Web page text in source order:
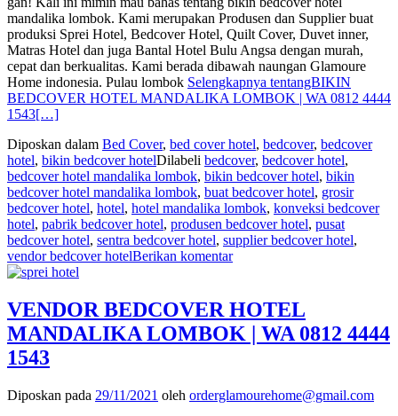
mandalika lombok. Kami merupakan Produsen dan Supplier buat
produksi Sprei Hotel, Bedcover Hotel, Quilt Cover, Duvet inner,
Matras Hotel dan juga Bantal Hotel Bulu Angsa dengan murah,
cepat dan berkualitas. Kami berada dibawah naungan Glamoure
Home indonesia. Pulau lombok Selengkapnya tentangBIKIN
BEDCOVER HOTEL MANDALIKA LOMBOK | WA 0812 4444
1543[…]
Diposkan dalam Bed Cover, bed cover hotel, bedcover, bedcover
hotel, bikin bedcover hotelDilabeli bedcover, bedcover hotel,
bedcover hotel mandalika lombok, bikin bedcover hotel, bikin
bedcover hotel mandalika lombok, buat bedcover hotel, grosir
bedcover hotel, hotel, hotel mandalika lombok, konveksi bedcover
hotel, pabrik bedcover hotel, produsen bedcover hotel, pusat
bedcover hotel, sentra bedcover hotel, supplier bedcover hotel,
vendor bedcover hotelBerikan komentar
VENDOR BEDCOVER HOTEL
MANDALIKA LOMBOK | WA 0812 4444
1543
Diposkan pada 29/11/2021 oleh orderglamourehome@gmail.com